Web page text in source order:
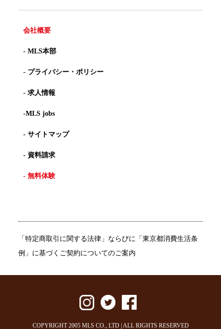
会社概要
- MLS本部
- プライバシー・ポリシー
- 求人情報
-MLS jobs
- サイトマップ
- 資料請求
- 無料体験
「特定商取引に関する法律」ならびに「東京都消費生活条
例」に基づくご契約についてのご案内
COPYRIGHT 2005 MLS CO., LTD | ALL RIGHTS RESERVED